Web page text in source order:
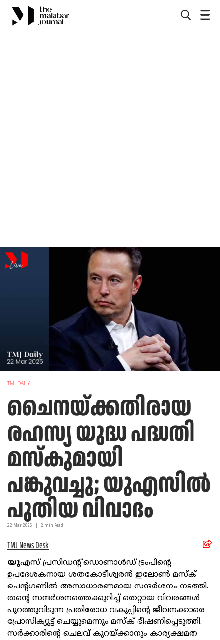
TMJ DAILY
ചൈനയ്ക്കതിരായ
രഹസ്യ യുദ്ധ പദ്ധതി
മസ്‌കുമായി
പങ്കുവച്ചു; യുഎസില്‍
പുതിയ വിവാദം
22 Mar 2025 2 min Read
TMJ News Desk
യുഎസ് പ്രസിഡന്റ് ഡൊണാള്‍ഡ് ട്രംപിന്റെ
ഉപദേശകനായ ശതകോടീശ്വരന്‍ ഇലോണ്‍ മസ്‌ക്
പെന്റഗണില്‍ അസാധാരണമായ സന്ദര്‍ശനം നടത്തി.
തന്റെ സന്ദര്‍ശനത്തെക്കുറിച്ച് തെറ്റായ വിവരങ്ങള്‍
പുറത്തുവിടുന്ന പ്രതിരോധ വകുപ്പിന്റെ ജീവനക്കാരെ
പ്രോസിക്യൂട്ട് ചെയ്യുമെന്നും മസ്‌ക് ഭീഷണിപ്പെടുത്തി.
സര്‍ക്കാരിന്റെ ചെലവ് കുറയ്ക്കാനും കാര്യക്ഷമത